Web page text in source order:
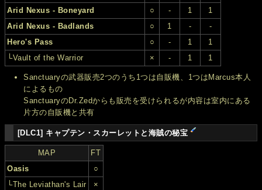
Arid Nexus - Boneyard
○ - 1
1
Arid Nexus - Badlands
○ 1 -
-
Hero's Pass
○ - 1
1
└Vault of the Warrior
× - 1 1
Sanctuaryの武器販売2つのうち1つは自販機、1つはMarcus本人
によるもの
SanctuaryのDr.Zedからも販売を受けられるが内容は室内にある
片方の自販機と共有
[DLC1] キャプテン・スカーレットと海賊の秘宝
MAP
FT
Oasis
○
└The Leviathan's Lair
×